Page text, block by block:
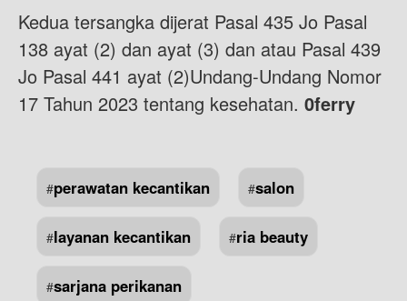
Kedua tersangka dijerat Pasal 435 Jo Pasal
138 ayat (2) dan ayat (3) dan atau Pasal 439
Jo Pasal 441 ayat (2)Undang-Undang Nomor
17 Tahun 2023 tentang kesehatan. 0ferry
#perawatan kecantikan #salon
#layanan kecantikan #ria beauty
#sarjana perikanan